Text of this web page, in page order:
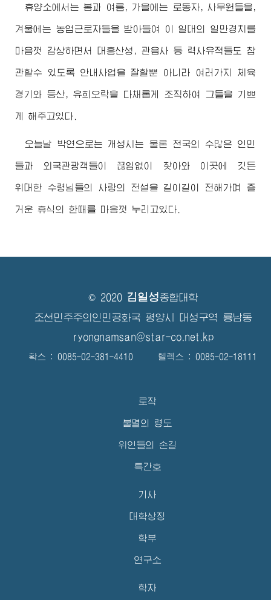
휴양소에서는 봄과 여름, 가을에는 로동자, 사무원들을,
겨울에는 농업근로자들을 받아들여 이 일대의 일만경치를
마음껏 감상하면서 대흥산성, 관음사 등 력사유적들도 참
관할수 있도록 안내사업을 잘할뿐 아니라 여러가지 체육
경기와 등산, 유희오락을 다채롭게 조직하여 그들을 기쁘
게 해주고있다.
오늘날 박연으로는 개성시는 물론 전국의 수많은 인민
들과 외국관광객들이 끊임없이 찾아와 이곳에 깃든
위대한 수령님 들의 사랑의 전설을 길이길이 전해가며 즐
거운 휴식의 한때를 마음껏 누리고있다.
© 2020 김일성종합대학
조선민주주의인민공화국 평양시 대성구역 룡남동
ryongnamsan@star-co.net.kp
확스 : 0085-02-381-4410 텔렉스 : 0085-02-18111
로작
불멸의 령도
위인들의 손길
특간호
기사
대학상징
학부
연구소
학자